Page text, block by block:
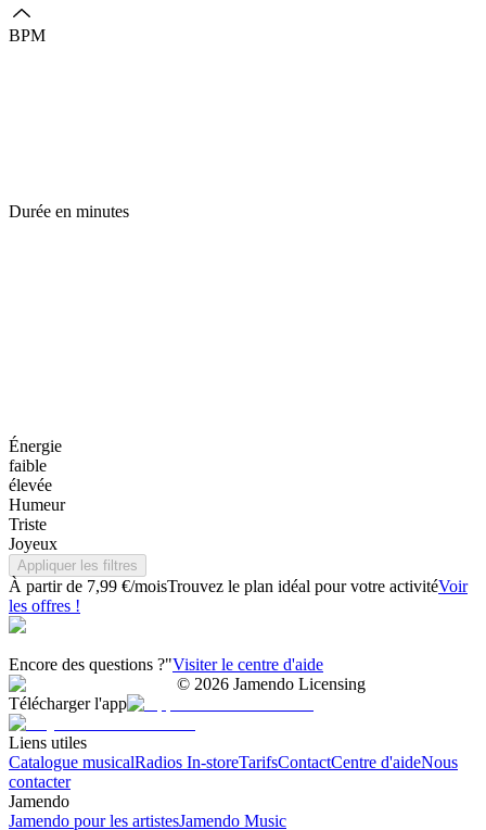
BPM
Durée en minutes
Énergie
faible
élevée
Humeur
Triste
Joyeux
Appliquer les filtres
À partir de 7,99 €/moisTrouvez le plan idéal pour votre activitéVoir
les offres !
Encore des questions ?"Visiter le centre d'aide
© 2026 Jamendo Licensing
Télécharger l'app
Liens utiles
Catalogue musicalRadios In-storeTarifsContactCentre d'aideNous
contacter
Jamendo
Jamendo pour les artistesJamendo Music